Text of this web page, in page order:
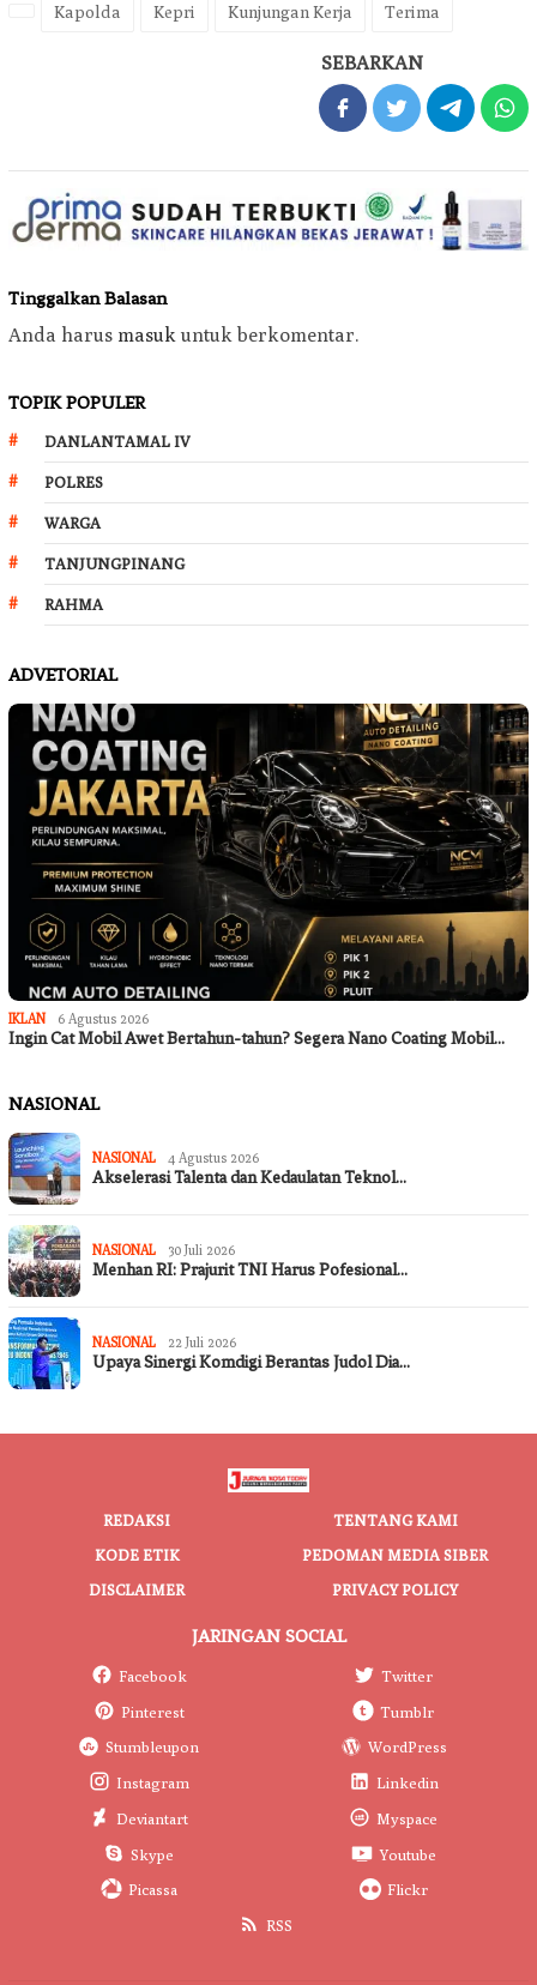
Kapolda Kepri Kunjungan Kerja Terima
SEBARKAN
Tinggalkan Balasan
Anda harus masuk untuk berkomentar.
TOPIK POPULER
DANLANTAMAL IV
POLRES
WARGA
TANJUNGPINANG
RAHMA
ADVETORIAL
IKLAN 6 Agustus 2026
Ingin Cat Mobil Awet Bertahun-tahun? Segera Nano Coating Mobil…
NASIONAL
NASIONAL 4 Agustus 2026
Akselerasi Talenta dan Kedaulatan Teknol…
NASIONAL 30 Juli 2026
Menhan RI: Prajurit TNI Harus Pofesional…
NASIONAL 22 Juli 2026
Upaya Sinergi Komdigi Berantas Judol Dia…
REDAKSI
TENTANG KAMI
KODE ETIK
PEDOMAN MEDIA SIBER
DISCLAIMER
PRIVACY POLICY
JARINGAN SOCIAL
Facebook
Twitter
Pinterest
Tumblr
Stumbleupon
WordPress
Instagram
Linkedin
Deviantart
Myspace
Skype
Youtube
Picassa
Flickr
RSS